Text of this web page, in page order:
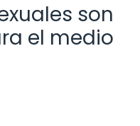
son
el medio